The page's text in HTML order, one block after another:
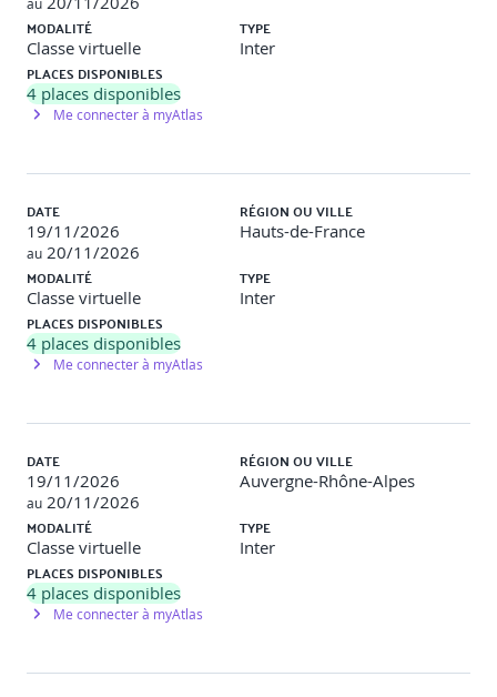
QCM, mises en situation, travaux pratiques…
Programme détaillé de la formation :
1. Risques et menaces
1/2 jour
- Introduction à la sécurité. Les sources d’information
- Etat des lieux de la sécurité informatique.
Confidentialité et Traçabilité/Preuve.
- Attaques "couches basses". La sécurité sur Hadoop.
Intelligence gathering.
- Forces et faiblesses du protocole TCP/IP. HTTP :
protocole exposé (SQL injection,Cross Site Scripting, etc.).
- Illustration des attaques de type ARP et IP Spoofing,
MODALITÉ
Classe virtuelle
TYPE
Inter
PLACES DISPONIBLES
4 places disponibles
Me connecter à myAtlas
DATE
19/11/2026
au 20/11/2026
RÉGION OU VILLE
Hauts-de-France
MODALITÉ
Classe virtuelle
TYPE
Inter
PLACES DISPONIBLES
4 places disponibles
Me connecter à myAtlas
DATE
19/11/2026
au 20/11/2026
RÉGION OU VILLE
Auvergne-Rhône-Alpes
MODALITÉ
Classe virtuelle
TYPE
Inter
PLACES DISPONIBLES
4 places disponibles
Me connecter à myAtlas